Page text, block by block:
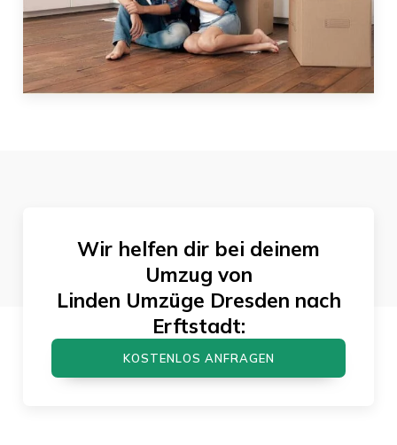
Wir helfen dir bei deinem
Umzug von
Linden Umzüge Dresden nach
Erftstadt:
KOSTENLOS ANFRAGEN